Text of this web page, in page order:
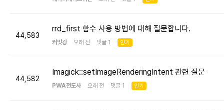
44,583
rrd_first 함수 사용 방법에 대해 질문합니다.
커밋광 오래 전 댓글 1 인기
44,582
Imagick::setImageRenderingIntent 관련 질문
PWA전도사 오래 전 댓글 1 인기